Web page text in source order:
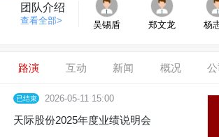
团队介绍
查看全部> 吴锡盾 郑文龙 杨
路演 互动 新闻 概况
已结束 2026-05-11 15:00
天际股份2025年度业绩说明会